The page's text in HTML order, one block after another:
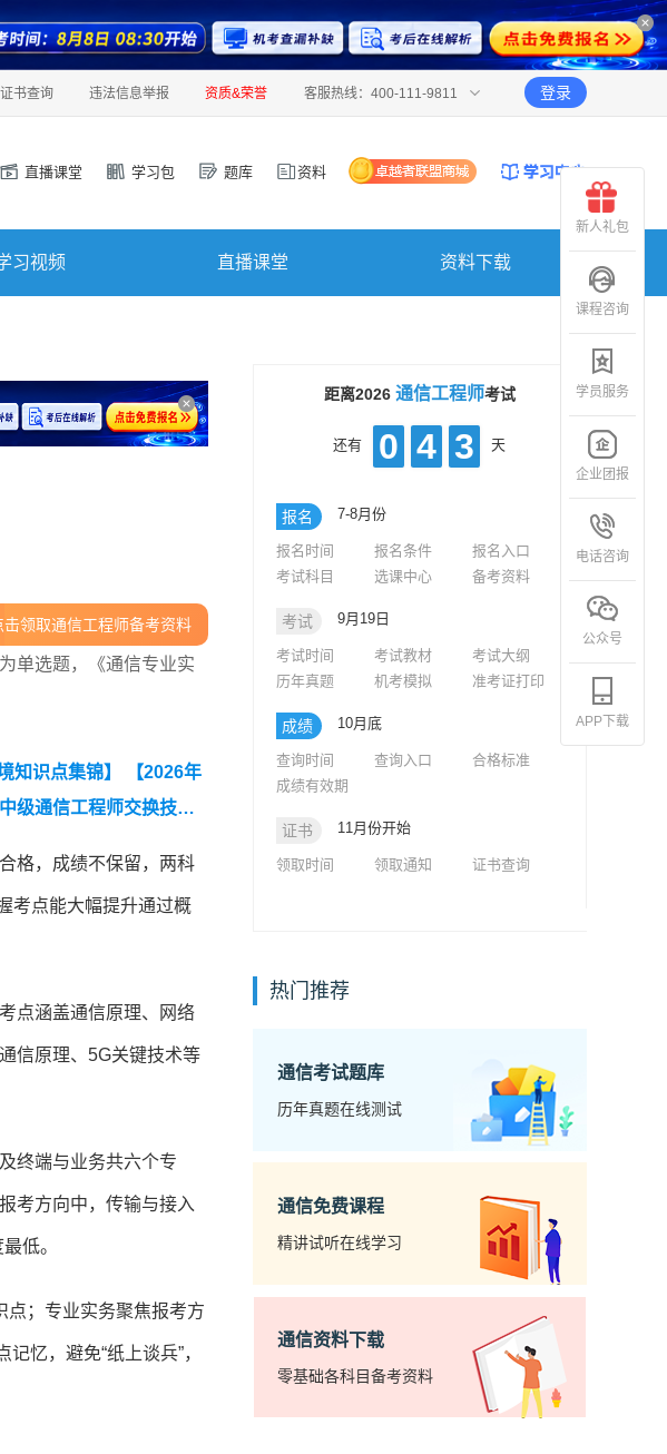
书查询 违法信息举报 资质&荣誉 客服热线：400-111-9811 登录
直播课堂 学习包 题库 资料
习视频 直播课堂 资料下载
击领取通信工程师备考资料
单选题，《通信专业实
知识点集锦】
【2026年
中级通信工程师交换技术
格，成绩不保留，两科
考点能大幅提升通过概
点涵盖通信原理、网络
信原理、5G关键技术等
终端与业务共六个专
考方向中，传输与接入
低。
点；专业实务聚焦报考方
忆，避免“纸上谈兵”，
距离2026 通信工程师考试
还有 0 4 3 天
报名 7-8月份
报名时间 报名条件
报名入口
考试科目
选课中心 备考资料
考试 9月19日
考试时间 考试教材
考试大纲
历年真题
机考模拟 准考证打印
成绩 10月底
查询时间 查询入口
合格标准
成绩有效期
证书 11月份开始
领取时间 领取通知 证书查询
热门推荐
通信考试题库
历年真题在线测试
通信免费课程
精讲试听在线学习
通信资料下载
零基础各科目备考资料
新人礼包
课程咨询
学员服务
企业团报
电话咨询
公众号
APP下载